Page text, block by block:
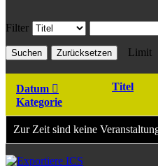
Filter
Suchen Zurücksetzen Limit
Datum Titel
Kategorie
Zur Zeit sind keine